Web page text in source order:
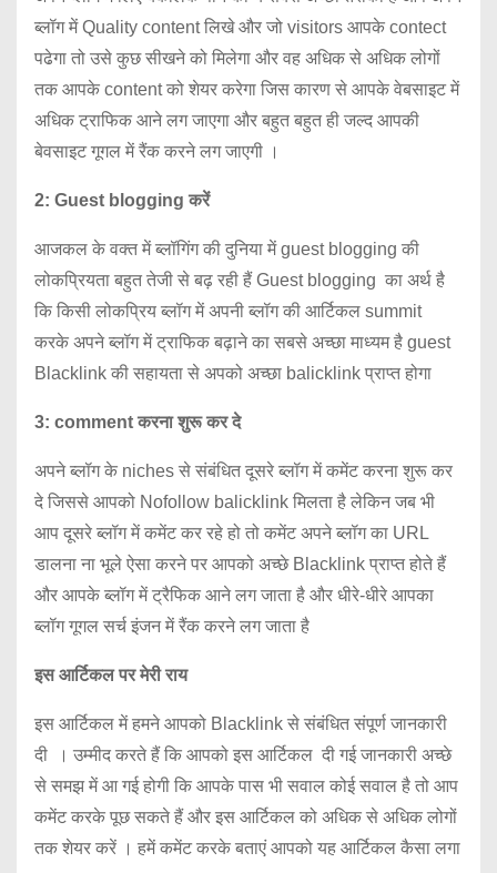
ब्लॉग में Quality content लिखे और जो visitors आपके contect
पढेगा तो उसे कुछ सीखने को मिलेगा और वह अधिक से अधिक लोगों
तक आपके content को शेयर करेगा जिस कारण से आपके वेबसाइट में
अधिक ट्राफिक आने लग जाएगा और बहुत बहुत ही जल्द आपकी
बेवसाइट गूगल में रैंक करने लग जाएगी ।
2: Guest blogging करें
आजकल के वक्त में ब्लॉगिंग की दुनिया में guest blogging की
लोकप्रियता बहुत तेजी से बढ़ रही हैं Guest blogging का अर्थ है
कि किसी लोकप्रिय ब्लॉग में अपनी ब्लॉग की आर्टिकल summit
करके अपने ब्लॉग में ट्राफिक बढ़ाने का सबसे अच्छा माध्यम है guest
Blacklink की सहायता से अपको अच्छा balicklink प्राप्त होगा
3: comment करना शुरू कर दे
अपने ब्लॉग के niches से संबंधित दूसरे ब्लॉग में कमेंट करना शुरू कर
दे जिससे आपको Nofollow balicklink मिलता है लेकिन जब भी
आप दूसरे ब्लॉग में कमेंट कर रहे हो तो कमेंट अपने ब्लॉग का URL
डालना ना भूले ऐसा करने पर आपको अच्छे Blacklink प्राप्त होते हैं
और आपके ब्लॉग में ट्रैफिक आने लग जाता है और धीरे-धीरे आपका
ब्लॉग गूगल सर्च इंजन में रैंक करने लग जाता है
इस आर्टिकल पर मेरी राय
इस आर्टिकल में हमने आपको Blacklink से संबंधित संपूर्ण जानकारी
दी । उम्मीद करते हैं कि आपको इस आर्टिकल दी गई जानकारी अच्छे
से समझ में आ गई होगी कि आपके पास भी सवाल कोई सवाल है तो आप
कमेंट करके पूछ सकते हैं और इस आर्टिकल को अधिक से अधिक लोगों
तक शेयर करें । हमें कमेंट करके बताएं आपको यह आर्टिकल कैसा लगा